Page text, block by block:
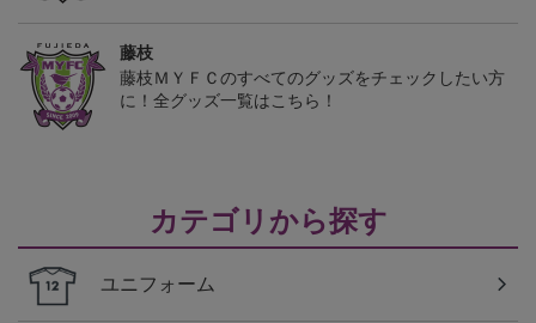
藤枝
藤枝ＭＹＦＣのすべてのグッズをチェックしたい方
に！全グッズ一覧はこちら！
カテゴリから探す
ユニフォーム